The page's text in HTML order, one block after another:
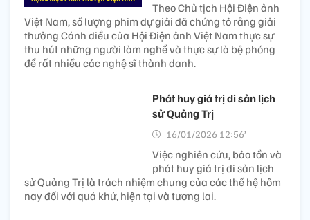
Theo Chủ tịch Hội Điện ảnh
Việt Nam, số lượng phim dự giải đã chứng tỏ rằng giải
thưởng Cánh diều của Hội Điện ảnh Việt Nam thực sự
thu hút những người làm nghề và thực sự là bệ phóng
để rất nhiều các nghệ sĩ thành danh.
Phát huy giá trị di sản lịch
sử Quảng Trị
16/01/2026 12:56’
Việc nghiên cứu, bảo tồn và
phát huy giá trị di sản lịch
sử Quảng Trị là trách nhiệm chung của các thế hệ hôm
nay đối với quá khứ, hiện tại và tương lai.